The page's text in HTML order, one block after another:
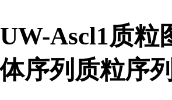
Ascl1质粒
序列质粒序